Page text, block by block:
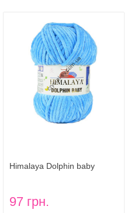
Himalaya Dolphin baby
97 грн.